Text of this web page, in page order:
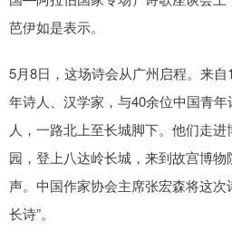
芭伊如是表示。
5月8日，这场诗会从广州启程。来
年诗人、汉学家，与40余位中国青
人，一路北上至长城脚下。他们走
园，登上八达岭长城，来到故宫博
声。中国作家协会主席张宏森将这次
长诗”。